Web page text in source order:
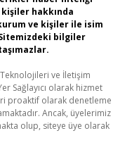
hakkında
ve kişiler ile isim
bilgiler
Teknolojileri ve İletişim
Sağlayıcı olarak hizmet
proaktif olarak denetleme
Ancak, üyelerimiz
olup, siteye üye olarak